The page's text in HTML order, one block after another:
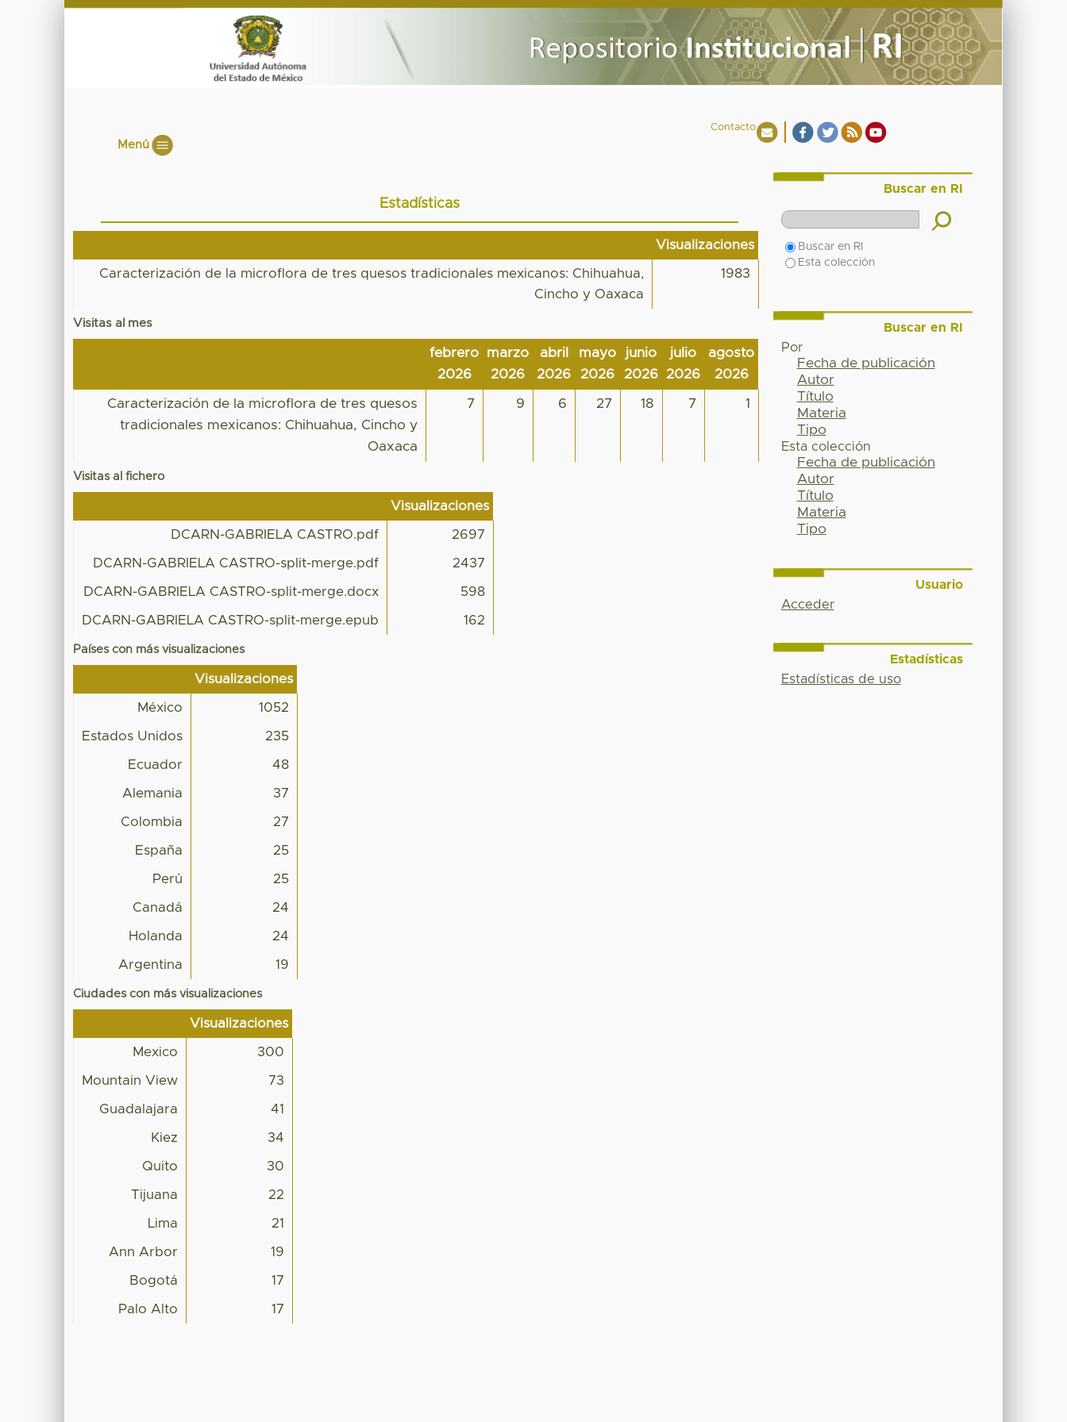
Contacto
Menú
Estadísticas
Visualizaciones
Caracterización de la microflora de tres quesos tradicionales mexicanos: Chihuahua,
Cincho y Oaxaca
1983
Visitas al mes
febrero
2026
marzo
2026
abril
2026
mayo
2026
junio
2026
julio
2026
agosto
2026
Caracterización de la microflora de tres quesos
tradicionales mexicanos: Chihuahua, Cincho y
Oaxaca
7 9 6 27 18 7 1
Visitas al fichero
Visualizaciones
DCARN-GABRIELA CASTRO.pdf 2697
DCARN-GABRIELA CASTRO-split-merge.pdf 2437
DCARN-GABRIELA CASTRO-split-merge.docx 598
DCARN-GABRIELA CASTRO-split-merge.epub 162
Países con más visualizaciones
Visualizaciones
México 1052
Estados Unidos 235
Ecuador 48
Alemania 37
Colombia 27
España 25
Perú 25
Canadá 24
Holanda 24
Argentina 19
Ciudades con más visualizaciones
Visualizaciones
Mexico 300
Mountain View 73
Guadalajara 41
Kiez 34
Quito 30
Tijuana 22
Lima 21
Ann Arbor 19
Bogotá 17
Palo Alto 17
Buscar en RI
Buscar en RI
Esta colección
Buscar en RI
Por
Fecha de publicación
Autor
Título
Materia
Tipo
Esta colección
Fecha de publicación
Autor
Título
Materia
Tipo
Usuario
Acceder
Estadísticas
Estadísticas de uso